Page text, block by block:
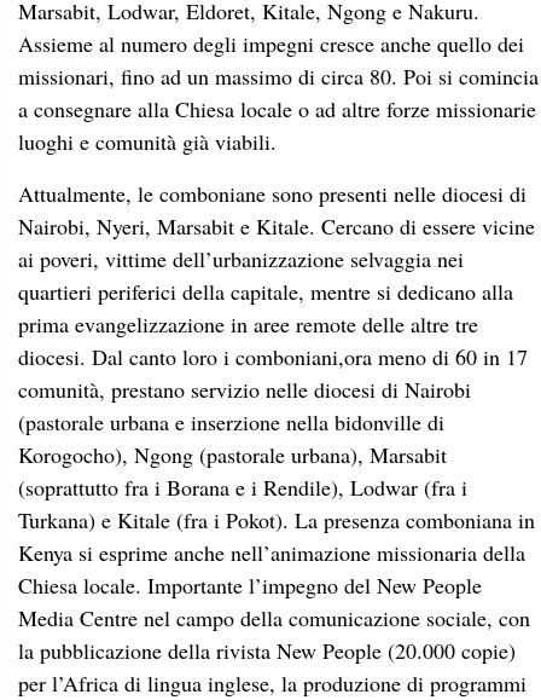
Marsabit, Lodwar, Eldoret, Kitale, Ngong e Nakuru.
Assieme al numero degli impegni cresce anche quello dei
missionari, fino ad un massimo di circa 80. Poi si comincia
a consegnare alla Chiesa locale o ad altre forze missionarie
luoghi e comunità già viabili.
Attualmente, le comboniane sono presenti nelle diocesi di
Nairobi, Nyeri, Marsabit e Kitale. Cercano di essere vicine
ai poveri, vittime dell’urbanizzazione selvaggia nei
quartieri periferici della capitale, mentre si dedicano alla
prima evangelizzazione in aree remote delle altre tre
diocesi. Dal canto loro i comboniani,ora meno di 60 in 17
comunità, prestano servizio nelle diocesi di Nairobi
(pastorale urbana e inserzione nella bidonville di
Korogocho), Ngong (pastorale urbana), Marsabit
(soprattutto fra i Borana e i Rendile), Lodwar (fra i
Turkana) e Kitale (fra i Pokot). La presenza comboniana in
Kenya si esprime anche nell’animazione missionaria della
Chiesa locale. Importante l’impegno del New People
Media Centre nel campo della comunicazione sociale, con
la pubblicazione della rivista New People (20.000 copie)
per l’Africa di lingua inglese, la produzione di programmi